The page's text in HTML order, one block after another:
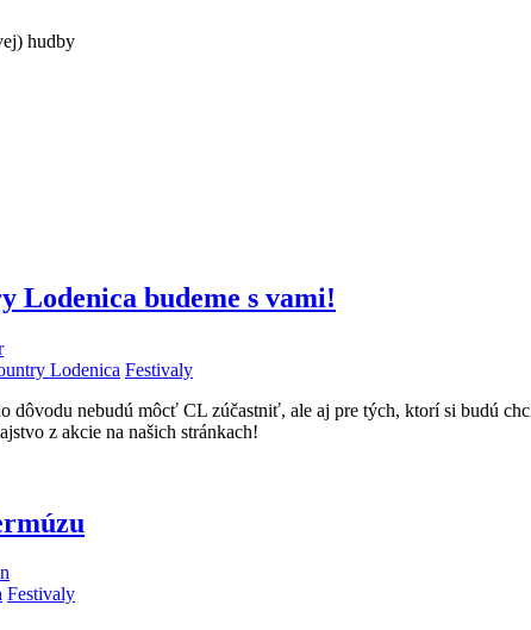
hudby
Lodenica budeme s vami!
Lodenica Festivaly
dôvodu nebudú môcť CL zúčastniť, ale aj pre tých, ktorí si budú
z akcie na našich stránkach!
Festivaly